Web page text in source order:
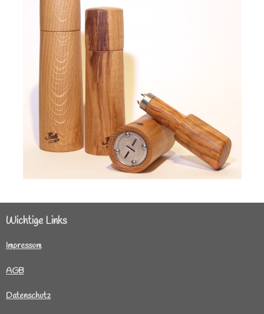
Wichtige Links
Impressum
AGB
Datenschutz